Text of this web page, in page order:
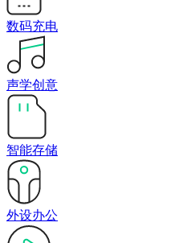
数码充电
声学创意
智能存储
外设办公